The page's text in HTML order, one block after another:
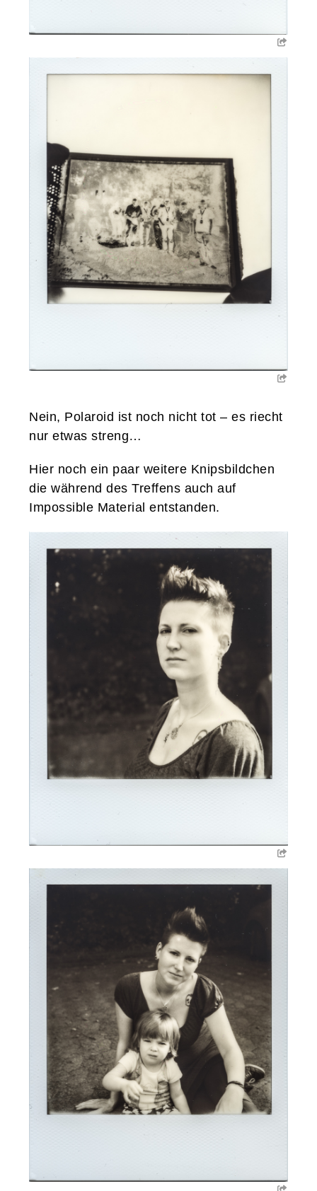
Nein, Polaroid ist noch nicht tot – es riecht
nur etwas streng…
Hier noch ein paar weitere Knipsbildchen
die während des Treffens auch auf
Impossible Material entstanden.